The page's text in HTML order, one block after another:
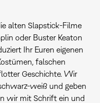
alten Slapstick-Filme
oder Buster Keaton
Ihr Euren eigenen
falschen
Geschichte. Wir
weiß und geben
wir mit Schrift ein und